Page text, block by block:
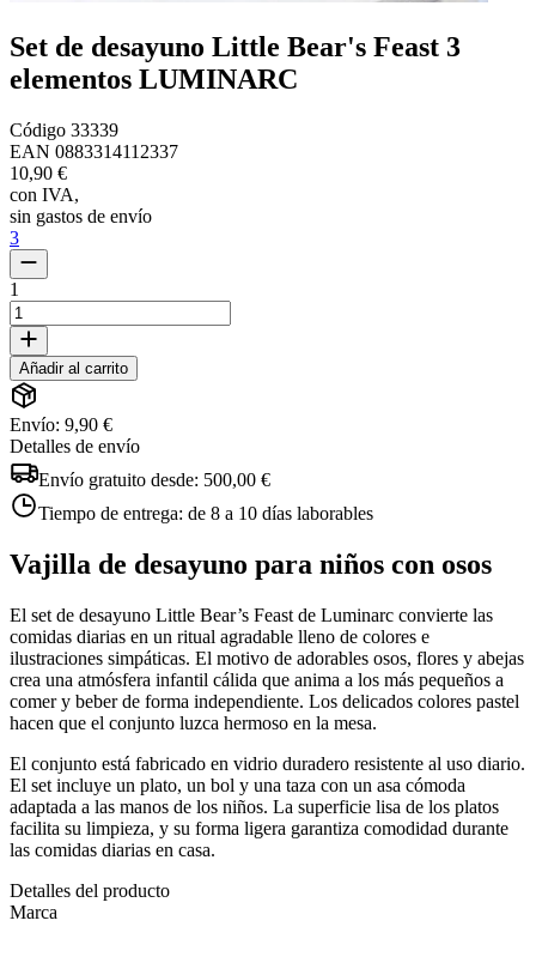
Set de desayuno Little Bear's Feast 3
elementos LUMINARC
Código 33339
EAN 0883314112337
10,90 €
con IVA,
sin gastos de envío
3
1
Añadir al carrito
Envío: 9,90 €
Detalles de envío
Envío gratuito desde: 500,00 €
Tiempo de entrega: de 8 a 10 días laborables
Vajilla de desayuno para niños con osos
El set de desayuno Little Bear’s Feast de Luminarc convierte las
comidas diarias en un ritual agradable lleno de colores e
ilustraciones simpáticas. El motivo de adorables osos, flores y abejas
crea una atmósfera infantil cálida que anima a los más pequeños a
comer y beber de forma independiente. Los delicados colores pastel
hacen que el conjunto luzca hermoso en la mesa.
El conjunto está fabricado en vidrio duradero resistente al uso diario.
El set incluye un plato, un bol y una taza con un asa cómoda
adaptada a las manos de los niños. La superficie lisa de los platos
facilita su limpieza, y su forma ligera garantiza comodidad durante
las comidas diarias en casa.
Detalles del producto
Marca